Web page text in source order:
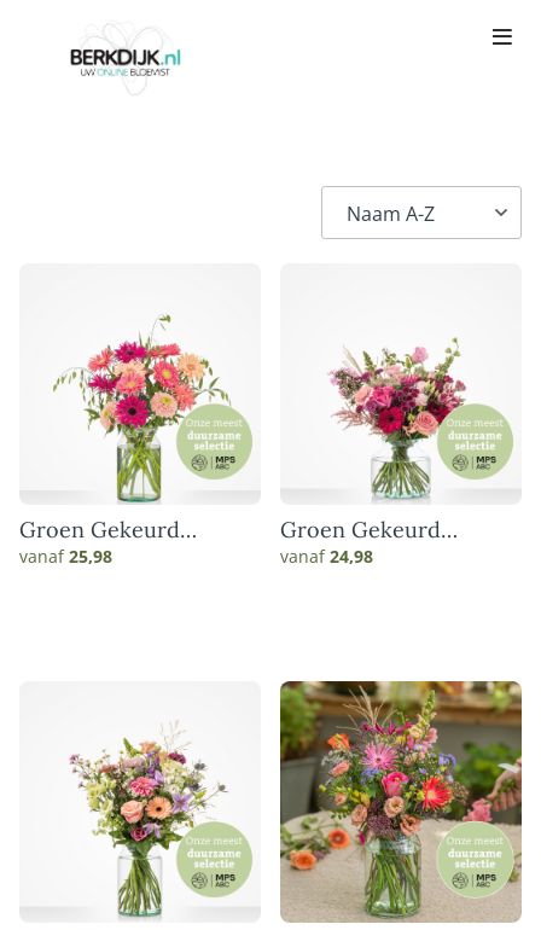
Groen Gekeurd
gerbera boeket
vanaf25,98
Groen Gekeurd
Hartelijk
vanaf24,98